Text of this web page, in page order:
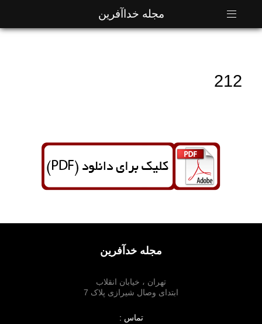
مجله خداآفرین
212
مجله خدآفرین
تهران ، خیابان انقلاب
ابتدای وصال شیرازی پلاک 7
تماس :